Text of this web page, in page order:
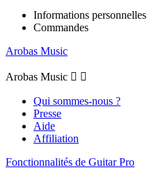
Informations personnelles
Commandes
Arobas Music
Arobas Music  
Qui sommes-nous ?
Presse
Aide
Affiliation
Fonctionnalités de Guitar Pro